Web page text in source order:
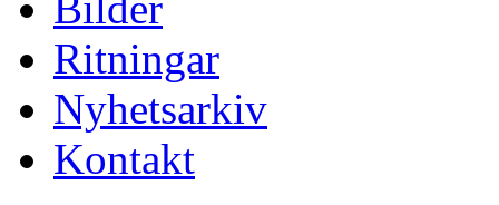
Ritningar
Nyhetsarkiv
Kontakt